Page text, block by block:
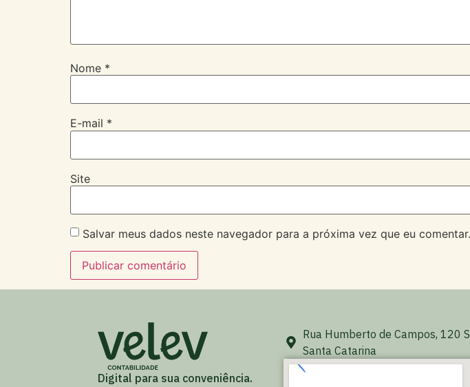
Nome *
E-mail *
Site
Salvar meus dados neste navegador para a próxima vez que eu comentar.
Digital para sua conveniência.
Rua Humberto de Campos, 120
Santa Catarina